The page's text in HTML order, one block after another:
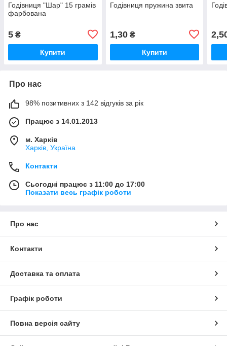
Годівниця "Шар" 15 грамів
фарбована
5 ₴
Купити
Годівниця пружина звита
1,30₴
Купити
Про нас
98% позитивних з 142 відгуків за рік
Працює з 14.01.2013
м. Харків
Харків, Україна
Контакти
Сьогодні працює з 11:00 до 17:00
Показати весь графік роботи
Про нас
Контакти
Доставка та оплата
Графік роботи
Повна версія сайту